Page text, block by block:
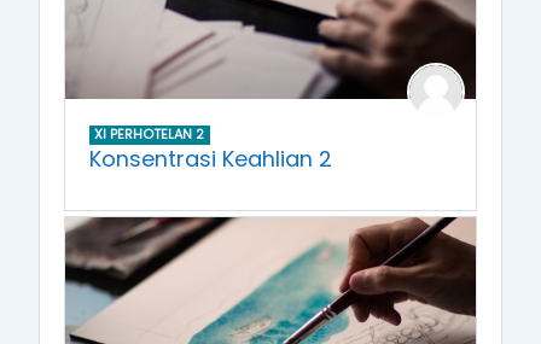
XI PERHOTELAN 2
Konsentrasi Keahlian 2